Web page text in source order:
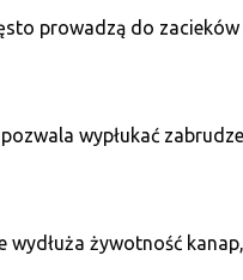
prowadzą do
wypłukać
wydłuża żywotność